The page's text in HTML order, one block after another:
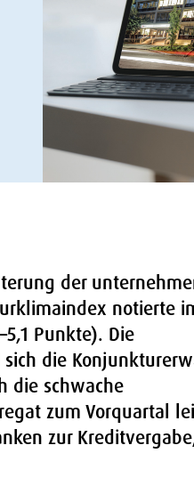
der
notierte
Punkte). Die
die
die schwache
zum Vorquartal
zur